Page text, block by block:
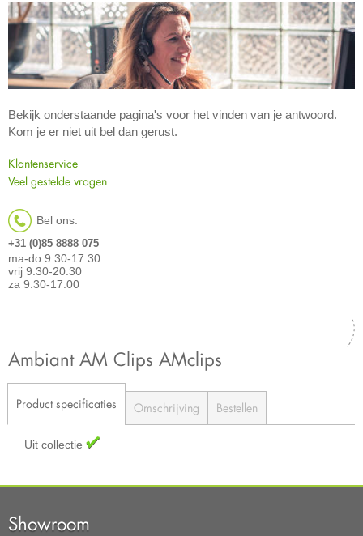
Bekijk onderstaande pagina's voor het vinden van je antwoord.
Kom je er niet uit bel dan gerust.
Klantenservice
Veel gestelde vragen
Bel ons:
+31 (0)85 8888 075
ma-do 9:30-17:30
vrij 9:30-20:30
za 9:30-17:00
Ambiant AM Clips AMclips
Product specificaties Omschrijving Bestellen
Uit collectie
Showroom